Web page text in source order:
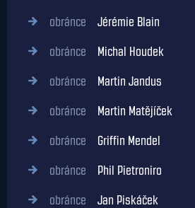
obránce Jérémie Blain
obránce Michal Houdek
obránce Martin Jandus
obránce Martin Matějíček
obránce Griffin Mendel
obránce Phil Pietroniro
obránce Jan Piskáček